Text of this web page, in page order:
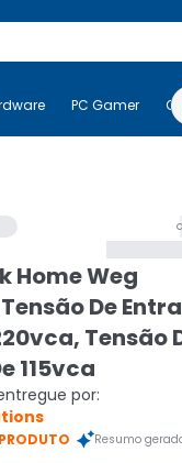
Ninja Hardware
PC Gamer
Home Weg
De
Tensão
115vca
por:
Resumo